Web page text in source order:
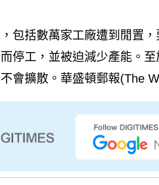
包括數萬家工廠遭到閒置
停工，並被迫減少產能。
會擴散。華盛頓郵報(The